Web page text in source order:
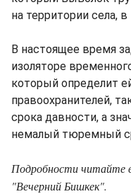
на территории села,
В настоящее время
изоляторе
который определит
правоохранителей,
срока давности, а
немалый тюремный
Подробности читайте
"Вечерний Бишкек".